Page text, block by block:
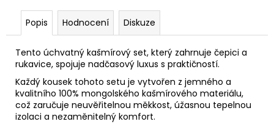
Popis Hodnocení Diskuze
Tento úchvatný kašmírový set, který zahrnuje čepici a
rukavice, spojuje nadčasový luxus s praktičností.
Každý kousek tohoto setu je vytvořen z jemného a
kvalitního 100% mongolského kašmírového materiálu,
což zaručuje neuvěřitelnou měkkost, úžasnou tepelnou
izolaci a nezaměnitelný komfort.